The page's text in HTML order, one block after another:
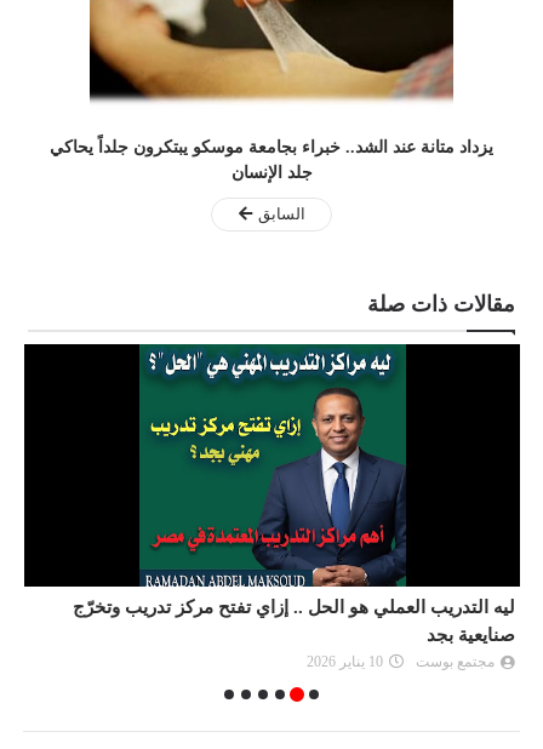
يزداد متانة عند الشد.. خبراء بجامعة موسكو يبتكرون جلداً يحاكي
جلد الإنسان
السابق
مقالات ذات صلة
ليه التدريب العملي هو الحل .. إزاي تفتح مركز تدريب وتخرّج
صنايعية بجد
مجتمع بوست 10 يناير 2026